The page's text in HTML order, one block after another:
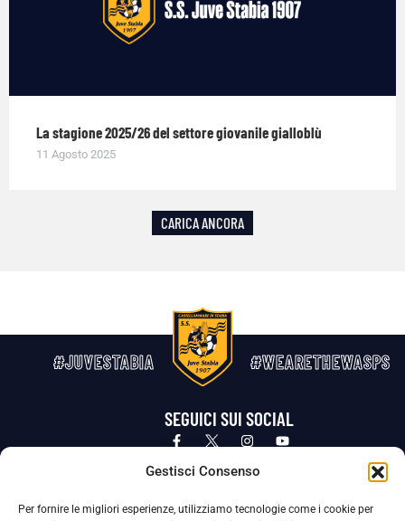
Gestisci Consenso
Per fornire le migliori esperienze, utilizziamo tecnologie come i cookie per
La stagione 2025/26 del settore giovanile gialloblù
11 Agosto 2025
CARICA ANCORA
#JUVESTABIA #WEARETHEWASPS
SEGUICI SUI SOCIAL
Privacy Policy Cookie Policy
La Società ha nominato il Responsabile della Protezione dei Dati Personali (DPO), figura specializzata che vigila sulle modalità